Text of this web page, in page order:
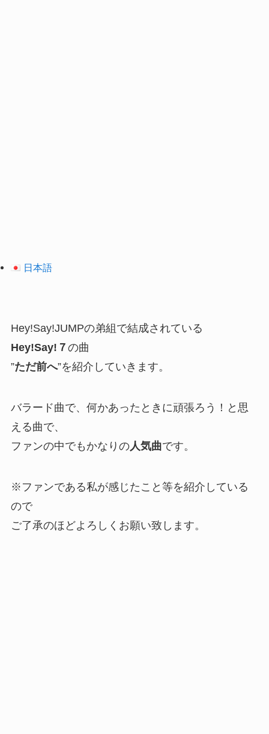
日本語
Hey!Say!JUMPの弟組で結成されている
Hey!Say!７ の曲
”ただ前へ”を紹介していきます。
バラード曲で、何かあったときに頑張ろう！と思
える曲で、
ファンの中でもかなりの人気曲です。
※ファンである私が感じたこと等を紹介している
ので
ご了承のほどよろしくお願い致します。